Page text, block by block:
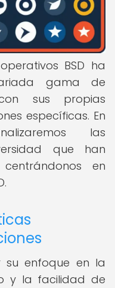
BSD ha
gama de
sus propias
específicas. En
las
que han
en
su enfoque en la
y la facilidad de